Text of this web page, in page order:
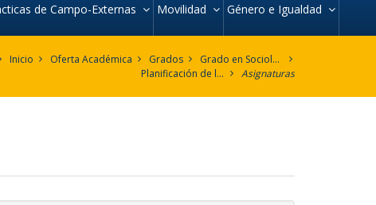
de Campo-Externas Movilidad Género e Igualdad
Inicio Oferta Académica Grados
Grado en Sociología
Planificación de la Enseñanza
Asignaturas